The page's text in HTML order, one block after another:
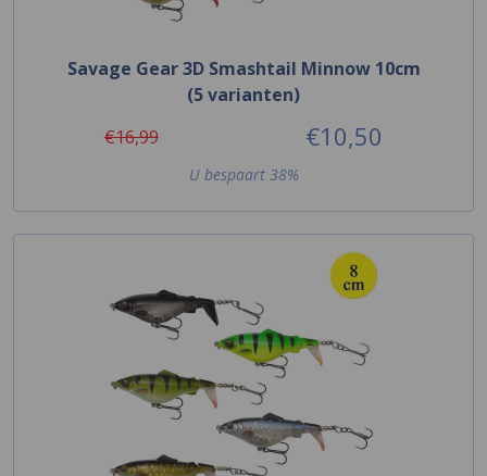
Savage Gear 3D Smashtail Minnow 10cm
(5 varianten)
€16,99
€10,50
U bespaart 38%